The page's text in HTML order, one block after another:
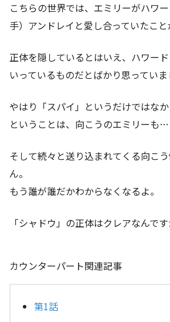
こちらの世界では、エミリーがハワ
手）アンドレイと愛し合っていたこと
正体を隠しているとはいえ、ハワー
いっているものだとばかり思っていま
やはり「スパイ」というだけではなか
ということは、向こうのエミリーも
そして続々と送り込まれてくる向こ
ん。
もう誰が誰だかわからなくなるよ。
「シャドウ」の正体はクレアなんで
カウンターパート関連記事
第1話